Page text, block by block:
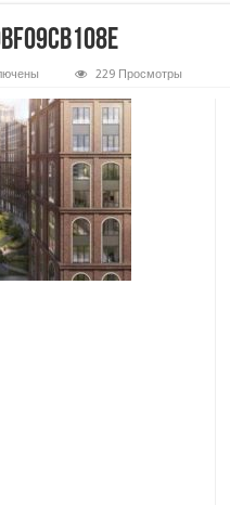
229 Просмотры